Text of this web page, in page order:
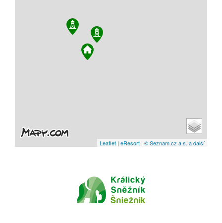
Leaflet | eResort | © Seznam.cz a.s. a další